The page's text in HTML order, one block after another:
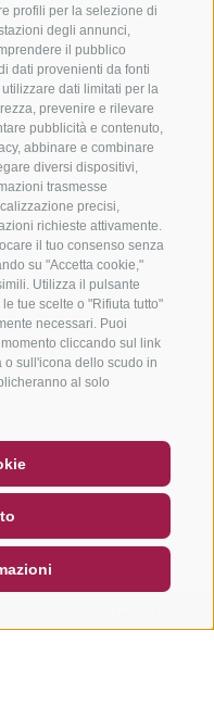
profili per la selezione di
degli annunci,
il pubblico
dati provenienti da fonti
dati limitati per la
prevenire e rilevare
pubblicità e contenuto,
abbinare e combinare
diversi dispositivi,
trasmesse
precisi,
richieste attivamente.
il tuo consenso senza
su "Accetta cookie,"
Utilizza il pulsante
tue scelte o "Rifiuta tutto"
necessari. Puoi
cliccando sul link
sull'icona dello scudo in
al solo
METEO